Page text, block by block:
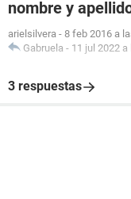
nombre y
arielsilvera - 8 feb 2016 a
Gabruela - 11 jul 2022 a
3 respuestas